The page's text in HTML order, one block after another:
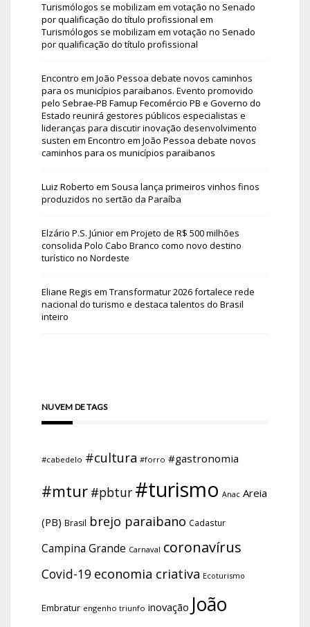
Turismólogos se mobilizam em votação no Senado
por qualificação do título profissional em
Turismólogos se mobilizam em votação no Senado
por qualificação do título profissional
Encontro em João Pessoa debate novos caminhos
para os municípios paraibanos. Evento promovido
pelo Sebrae-PB Famup Fecomércio PB e Governo do
Estado reunirá gestores públicos especialistas e
lideranças para discutir inovação desenvolvimento
susten em Encontro em João Pessoa debate novos
caminhos para os municípios paraibanos
Luiz Roberto em Sousa lança primeiros vinhos finos
produzidos no sertão da Paraíba
Elzário P.S. Júniorem Projeto de R$ 500 milhões
consolida Polo Cabo Branco como novo destino
turístico no Nordeste
Eliane Regis em Transformatur 2026 fortalece rede
nacional do turismo e destaca talentos do Brasil
inteiro
NUVEM DE TAGS
#cabedelo #cultura #forro #gastronomia
#mtur #pbtur #turismo Anac Areia
(PB) Brasil brejo paraibano Cadastur
Campina Grande Carnaval coronavírus
Covid-19 economia criativa Ecoturismo
Embratur engenho triunfo inovação João